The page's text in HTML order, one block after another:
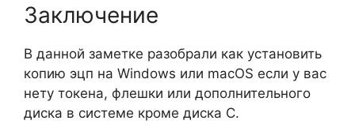
Заключение
В данной заметке разобрали как установить
копию эцп на Windows или macOS если у вас
нету токена, флешки или дополнительного
диска в системе кроме диска С.